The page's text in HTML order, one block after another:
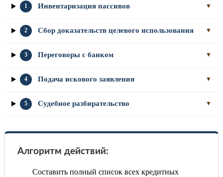
1 Инвентаризация пассивов ▼
2 Сбор доказательств целевого использования ▼
3 Переговоры с банком ▼
4 Подача искового заявления ▼
5 Судебное разбирательство ▼
Алгоритм действий:
Составить полный список всех кредитных